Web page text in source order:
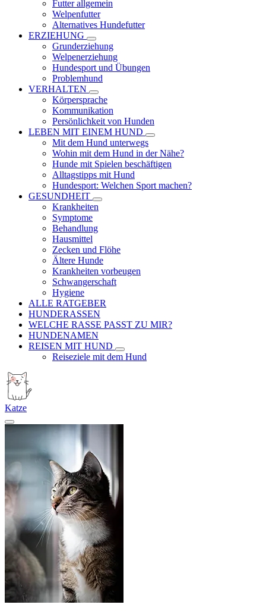
Futter allgemein
Welpenfutter
Alternatives Hundefutter
ERZIEHUNG
Grunderziehung
Welpenerziehung
Hundesport und Übungen
Problemhund
VERHALTEN
Körpersprache
Kommunikation
Persönlichkeit von Hunden
LEBEN MIT EINEM HUND
Mit dem Hund unterwegs
Wohin mit dem Hund in der Nähe?
Hunde mit Spielen beschäftigen
Alltagstipps mit Hund
Hundesport: Welchen Sport machen?
GESUNDHEIT
Krankheiten
Symptome
Behandlung
Hausmittel
Zecken und Flöhe
Ältere Hunde
Krankheiten vorbeugen
Schwangerschaft
Hygiene
ALLE RATGEBER
HUNDERASSEN
WELCHE RASSE PASST ZU MIR?
HUNDENAMEN
REISEN MIT HUND
Reiseziele mit dem Hund
Katze